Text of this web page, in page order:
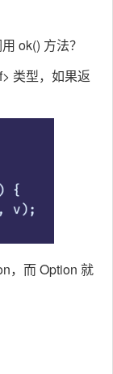
ok() 方法？
类型，如果返
，而 Option 就